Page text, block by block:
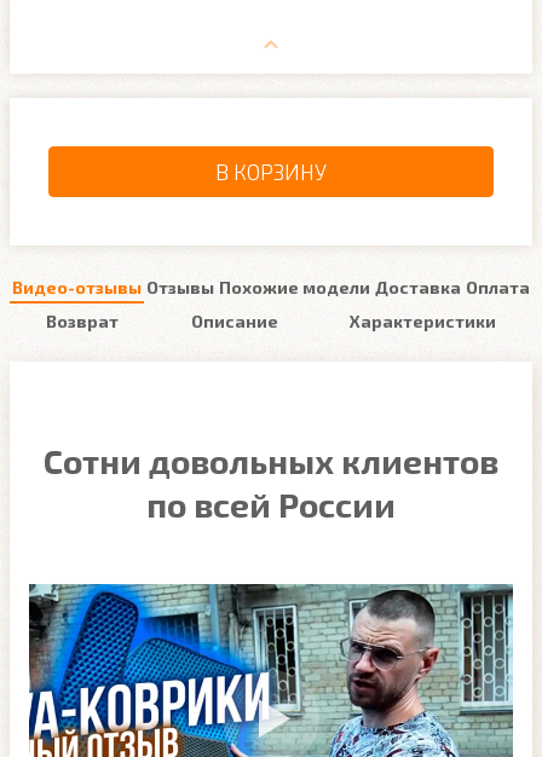
В КОРЗИНУ
Видео-отзывы Отзывы Похожие модели Доставка Оплата
Возврат
Описание Характеристики
Сотни довольных клиентов
по всей России